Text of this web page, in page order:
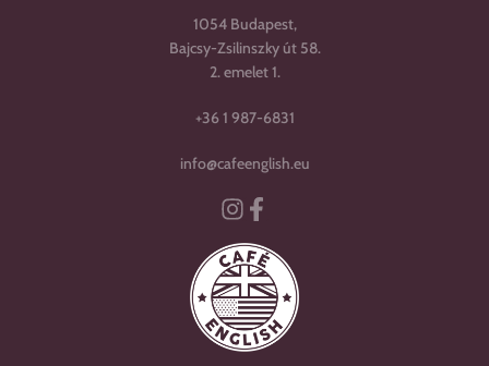
1054 Budapest,
Bajcsy-Zsilinszky út 58.
2. emelet 1.
+36 1 987-6831
info@cafeenglish.eu
Instagram
Facebook-f